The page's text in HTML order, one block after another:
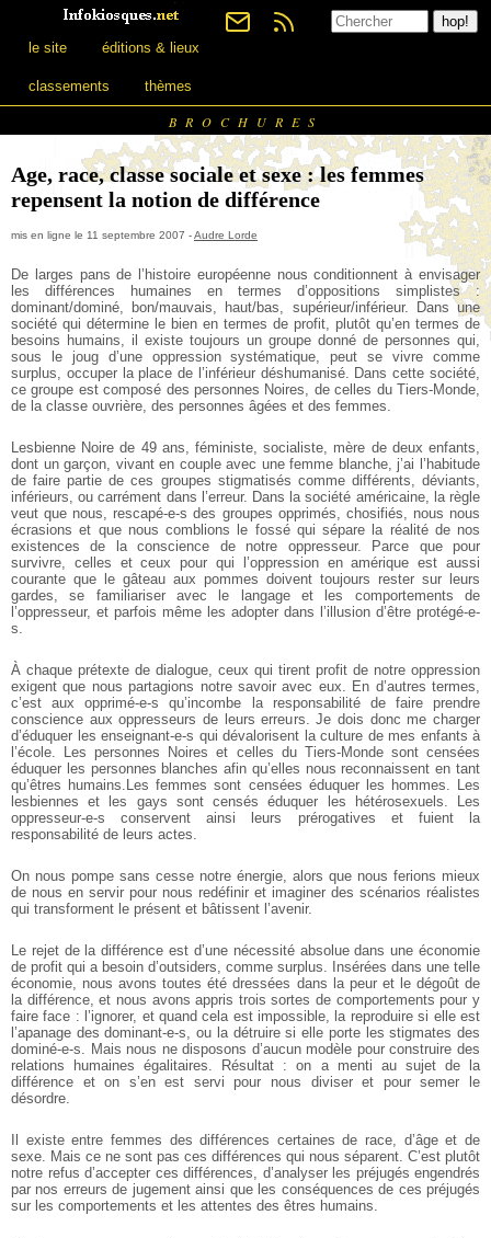
le site éditions & lieux
classements thèmes
BROCHURES
Age, race, classe sociale et sexe : les femmes
repensent la notion de différence
mis en ligne le 11 septembre 2007 -Audre Lorde
De larges pans de l’histoire européenne nous conditionnent à envisager
les différences humaines en termes d’oppositions simplistes :
dominant/dominé, bon/mauvais, haut/bas, supérieur/inférieur. Dans une
société qui détermine le bien en termes de profit, plutôt qu’en termes de
besoins humains, il existe toujours un groupe donné de personnes qui,
sous le joug d’une oppression systématique, peut se vivre comme
surplus, occuper la place de l’inférieur déshumanisé. Dans cette société,
ce groupe est composé des personnes Noires, de celles du Tiers-Monde,
de la classe ouvrière, des personnes âgées et des femmes.
Lesbienne Noire de 49 ans, féministe, socialiste, mère de deux enfants,
dont un garçon, vivant en couple avec une femme blanche, j’ai l’habitude
de faire partie de ces groupes stigmatisés comme différents, déviants,
inférieurs, ou carrément dans l’erreur. Dans la société américaine, la règle
veut que nous, rescapé-e-s des groupes opprimés, chosifiés, nous nous
écrasions et que nous comblions le fossé qui sépare la réalité de nos
existences de la conscience de notre oppresseur. Parce que pour
survivre, celles et ceux pour qui l’oppression en amérique est aussi
courante que le gâteau aux pommes doivent toujours rester sur leurs
gardes, se familiariser avec le langage et les comportements de
l’oppresseur, et parfois même les adopter dans l’illusion d’être protégé-e-
s.
À chaque prétexte de dialogue, ceux qui tirent profit de notre oppression
exigent que nous partagions notre savoir avec eux. En d’autres termes,
c’est aux opprimé-e-s qu’incombe la responsabilité de faire prendre
conscience aux oppresseurs de leurs erreurs. Je dois donc me charger
d’éduquer les enseignant-e-s qui dévalorisent la culture de mes enfants à
l’école. Les personnes Noires et celles du Tiers-Monde sont censées
éduquer les personnes blanches afin qu’elles nous reconnaissent en tant
qu’êtres humains.Les femmes sont censées éduquer les hommes. Les
lesbiennes et les gays sont censés éduquer les hétérosexuels. Les
oppresseur-e-s conservent ainsi leurs prérogatives et fuient la
responsabilité de leurs actes.
On nous pompe sans cesse notre énergie, alors que nous ferions mieux
de nous en servir pour nous redéfinir et imaginer des scénarios réalistes
qui transforment le présent et bâtissent l’avenir.
Le rejet de la différence est d’une nécessité absolue dans une économie
de profit qui a besoin d’outsiders, comme surplus. Insérées dans une telle
économie, nous avons toutes été dressées dans la peur et le dégoût de
la différence, et nous avons appris trois sortes de comportements pour y
faire face : l’ignorer, et quand cela est impossible, la reproduire si elle est
l’apanage des dominant-e-s, ou la détruire si elle porte les stigmates des
dominé-e-s. Mais nous ne disposons d’aucun modèle pour construire des
relations humaines égalitaires. Résultat : on a menti au sujet de la
différence et on s’en est servi pour nous diviser et pour semer le
désordre.
Il existe entre femmes des différences certaines de race, d’âge et de
sexe. Mais ce ne sont pas ces différences qui nous séparent. C’est plutôt
notre refus d’accepter ces différences, d’analyser les préjugés engendrés
par nos erreurs de jugement ainsi que les conséquences de ces préjugés
sur les comportements et les attentes des êtres humains.